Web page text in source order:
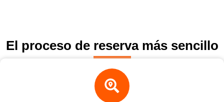
El proceso de reserva más sencillo